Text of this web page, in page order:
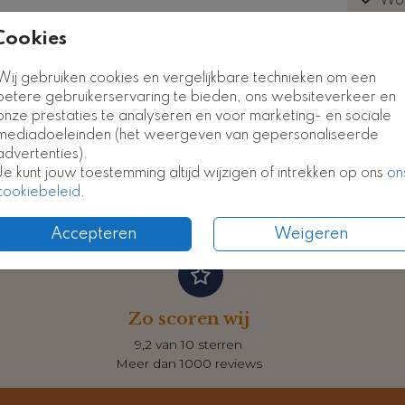
gebruiken cookies en vergelijkbare technieken om een
gebruikerservaring te bieden, ons websiteverkeer en
prestaties te analyseren en voor marketing- en sociale
(het weergeven van gepersonaliseerde
kunt jouw toestemming altijd wijzigen of intrekken op ons
.
Accepteren Weigeren
Zo scoren wij
9,2 van 10 sterren
Meer dan 1000 reviews